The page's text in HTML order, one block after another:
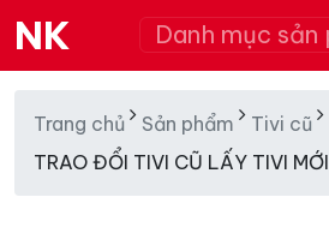
NK Danh mục sản
Trang chủ Sản phẩm
Tivi cũ
TRAO ĐỔI TIVI CŨ LẤY TIVI MỚI